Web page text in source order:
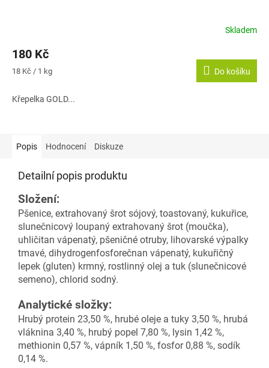
produktu
5
Skladem
180 Kč
Měrná
18 Kč / 1 kg Do košíku
Křepelka GOLD...
Popis Hodnocení Diskuze
Detailní popis produktu
Složení:
Pšenice, extrahovaný šrot sójový, toastovaný, kukuřice,
slunečnicový loupaný extrahovaný šrot (moučka),
uhličitan vápenatý, pšeničné otruby, lihovarské výpalky
tmavé, dihydrogenfosforečnan vápenatý, kukuřičný
lepek (gluten) krmný, rostlinný olej a tuk (slunečnicové
semeno), chlorid sodný.
Analytické složky:
Hrubý protein 23,50 %, hrubé oleje a tuky 3,50 %, hrubá
vláknina 3,40 %, hrubý popel 7,80 %, lysin 1,42 %,
methionin 0,57 %, vápník 1,50 %, fosfor 0,88 %, sodík
0,14 %.